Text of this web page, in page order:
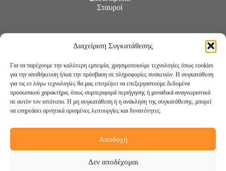
Διαχείριση Συγκατάθεσης
Για να παρέχουμε την καλύτερη εμπειρία, χρησιμοποιούμε τεχνολογίες όπως cookies
για την αποθήκευση ή/και την πρόσβαση σε πληροφορίες συσκευών. Η συγκατάθεση
για τις εν λόγω τεχνολογίες θα μας επιτρέψει να επεξεργαστούμε δεδομένα
προσωπικού χαρακτήρα, όπως συμπεριφορά περιήγησης ή μοναδικά αναγνωριστικά
σε αυτόν τον ιστότοπο. Η μη συγκατάθεση ή η ανάκληση της συγκατάθεσης, μπορεί
να επηρεάσει αρνητικά ορισμένες λειτουργίες και δυνατότητες.
Αποδοχή
Δεν αποδέχομαι
Σταυροί